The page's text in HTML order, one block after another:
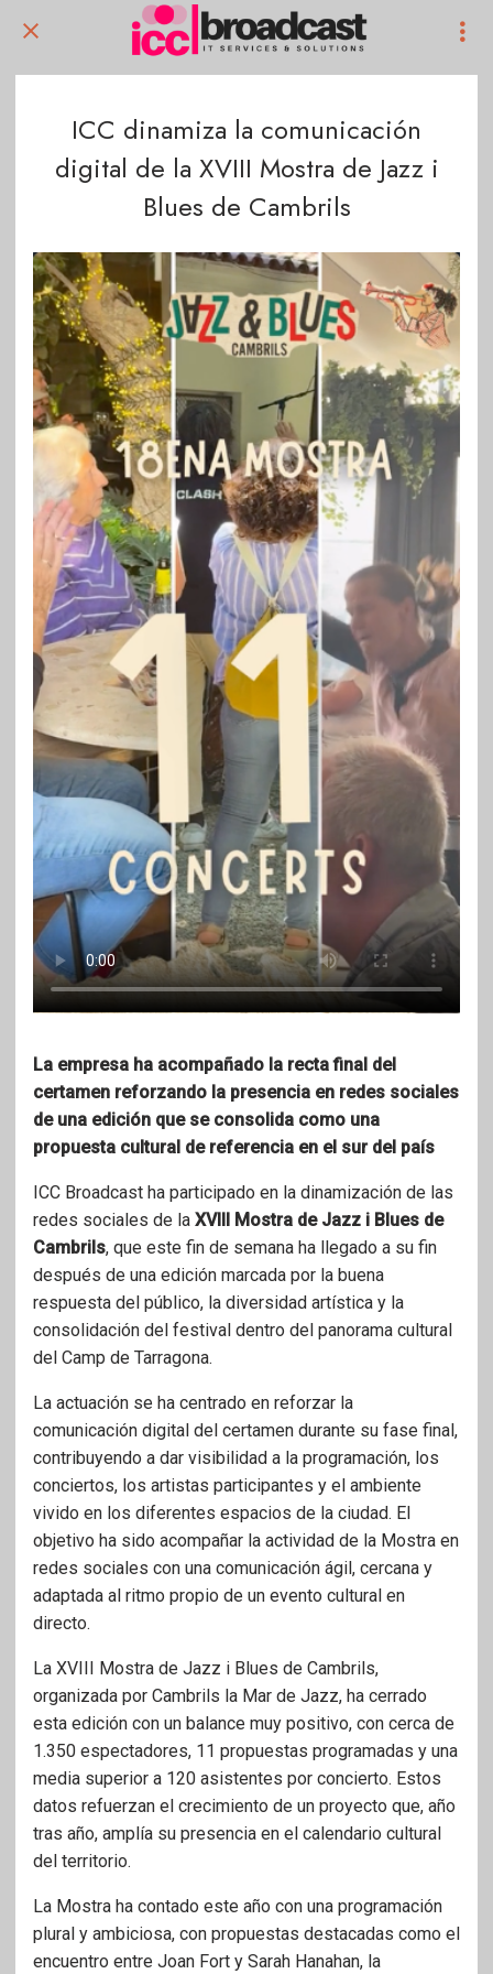
ICC dinamiza la comunicación
digital de la XVIII Mostra de Jazz i
Blues de Cambrils
La empresa ha acompañado la recta final del
certamen reforzando la presencia en redes sociales
de una edición que se consolida como una
propuesta cultural de referencia en el sur del país
ICC Broadcast ha participado en la dinamización de las
redes sociales de la XVIII Mostra de Jazz i Blues de
Cambrils, que este fin de semana ha llegado a su fin
después de una edición marcada por la buena
respuesta del público, la diversidad artística y la
consolidación del festival dentro del panorama cultural
del Camp de Tarragona.
La actuación se ha centrado en reforzar la
comunicación digital del certamen durante su fase final,
contribuyendo a dar visibilidad a la programación, los
conciertos, los artistas participantes y el ambiente
vivido en los diferentes espacios de la ciudad. El
objetivo ha sido acompañar la actividad de la Mostra en
redes sociales con una comunicación ágil, cercana y
adaptada al ritmo propio de un evento cultural en
directo.
La XVIII Mostra de Jazz i Blues de Cambrils,
organizada por Cambrils la Mar de Jazz, ha cerrado
esta edición con un balance muy positivo, con cerca de
1.350 espectadores, 11 propuestas programadas y una
media superior a 120 asistentes por concierto. Estos
datos refuerzan el crecimiento de un proyecto que, año
tras año, amplía su presencia en el calendario cultural
del territorio.
La Mostra ha contado este año con una programación
plural y ambiciosa, con propuestas destacadas como el
encuentro entre Joan Fort y Sarah Hanahan, la